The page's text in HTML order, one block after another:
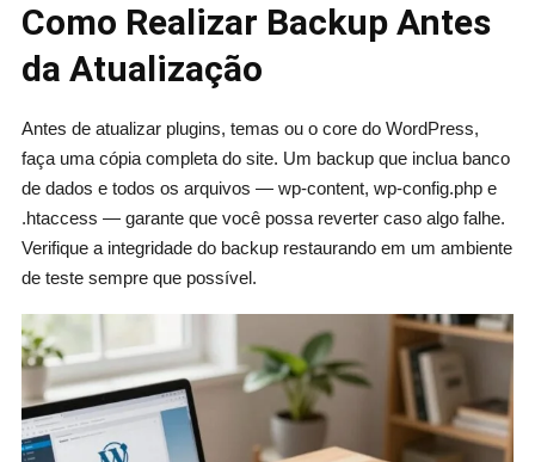
Como Realizar Backup Antes
da Atualização
Antes de atualizar plugins, temas ou o core do WordPress,
faça uma cópia completa do site. Um backup que inclua banco
de dados e todos os arquivos — wp-content, wp-config.php e
.htaccess — garante que você possa reverter caso algo falhe.
Verifique a integridade do backup restaurando em um ambiente
de teste sempre que possível.